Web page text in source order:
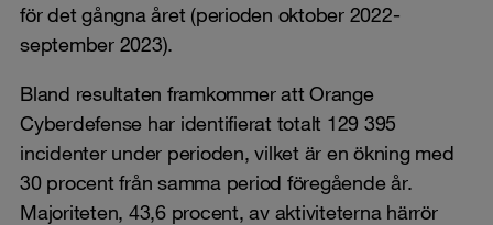
för det gångna året (perioden oktober 2022-
september 2023).
Bland resultaten framkommer att Orange
Cyberdefense har identifierat totalt 129 395
incidenter under perioden, vilket är en ökning med
30 procent från samma period föregående år.
Majoriteten, 43,6 procent, av aktiviteterna härrör